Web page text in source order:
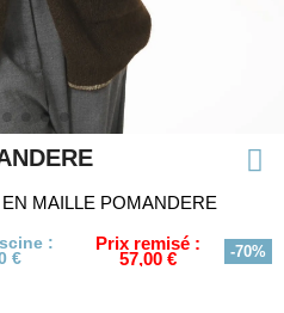
MAILLE POMANDERE
:
€
Prix remisé :
57,00 € -70%